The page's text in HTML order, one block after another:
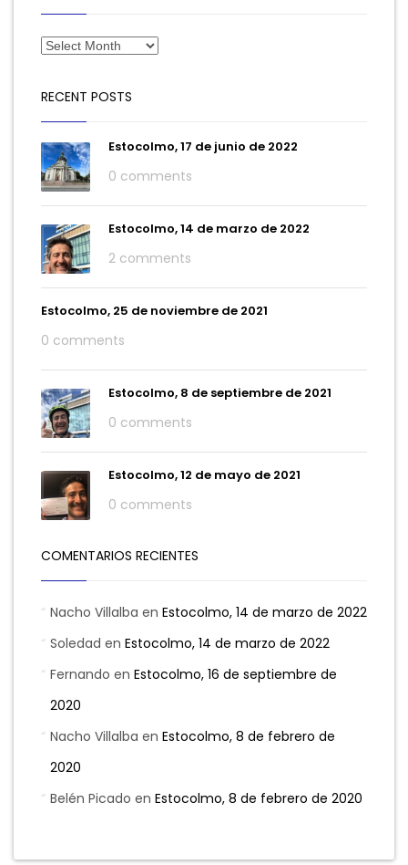
RECENT POSTS
Estocolmo, 17 de junio de 2022
0 comments
Estocolmo, 14 de marzo de 2022
2 comments
Estocolmo, 25 de noviembre de 2021
0 comments
Estocolmo, 8 de septiembre de 2021
0 comments
Estocolmo, 12 de mayo de 2021
0 comments
COMENTARIOS RECIENTES
Nacho Villalba en Estocolmo, 14 de marzo de 2022
Soledad en Estocolmo, 14 de marzo de 2022
Fernando en Estocolmo, 16 de septiembre de
2020
Nacho Villalba en Estocolmo, 8 de febrero de
2020
Belén Picado en Estocolmo, 8 de febrero de 2020